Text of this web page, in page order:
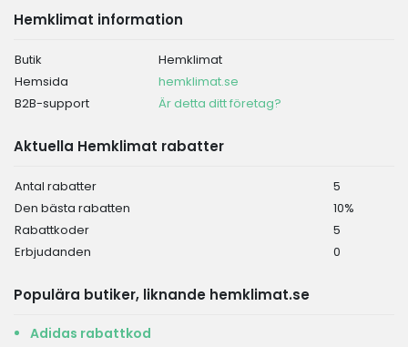
Hemklimat information
Butik
Hemklimat
Hemsida
hemklimat.se
B2B-support
Är detta ditt företag?
Aktuella Hemklimat rabatter
Antal rabatter
5
Den bästa rabatten
10%
Rabattkoder
5
Erbjudanden
0
Populära butiker, liknande hemklimat.se
Adidas rabattkod